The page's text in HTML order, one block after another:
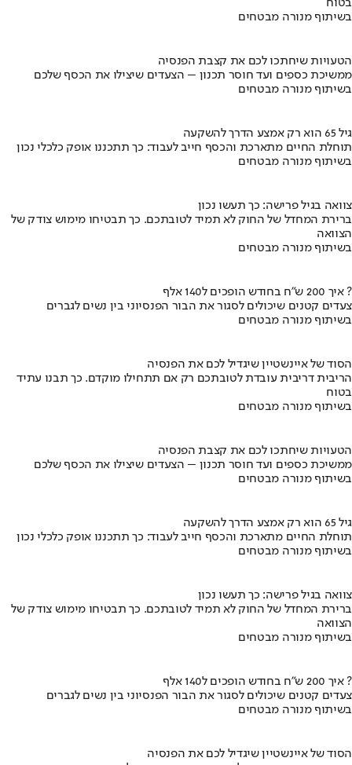
בטוח
בשיתוף מנורה מבטחים
הטעויות שיחתכו לכם את קצבת הפנסיה
ממשיכת כספים ועד חוסר תכנון – הצעדים שיצילו את הכסף שלכם
בשיתוף מנורה מבטחים
גיל 65 הוא רק אמצע הדרך להשקעה
תוחלת החיים מתארכת והכסף חייב לעבוד: כך תתכננו אופק כלכלי נכון
בשיתוף מנורה מבטחים
צוואה בגיל פרישה: כך תעשו נכון
ברירת המחדל של החוק לא תמיד לטובתכם. כך תבטיחו מימוש צודק של
הצוואה
בשיתוף מנורה מבטחים
איך 200 ש"ח בחודש הופכים ל140 אלף ?
צעדים קטנים שיכולים לסגור את הבור הפנסיוני בין נשים לגברים
בשיתוף מנורה מבטחים
הסוד של איינשטיין שיגדיל לכם את הפנסיה
הריבית דריבית עובדת לטובתכם רק אם תתחילו מוקדם. כך תבנו עתיד
בטוח
בשיתוף מנורה מבטחים
הטעויות שיחתכו לכם את קצבת הפנסיה
ממשיכת כספים ועד חוסר תכנון – הצעדים שיצילו את הכסף שלכם
בשיתוף מנורה מבטחים
גיל 65 הוא רק אמצע הדרך להשקעה
תוחלת החיים מתארכת והכסף חייב לעבוד: כך תתכננו אופק כלכלי נכון
בשיתוף מנורה מבטחים
צוואה בגיל פרישה: כך תעשו נכון
ברירת המחדל של החוק לא תמיד לטובתכם. כך תבטיחו מימוש צודק של
הצוואה
בשיתוף מנורה מבטחים
איך 200 ש"ח בחודש הופכים ל140 אלף ?
צעדים קטנים שיכולים לסגור את הבור הפנסיוני בין נשים לגברים
בשיתוף מנורה מבטחים
הסוד של איינשטיין שיגדיל לכם את הפנסיה